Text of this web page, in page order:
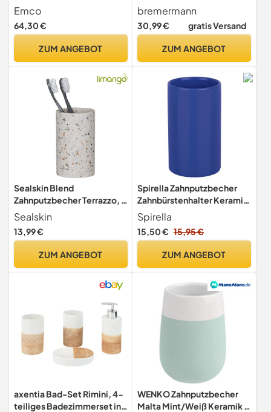
Wandmontage, eleganter
und kompakter
Zahnbürstenhalter aus
hochwertiger
chromfarben und satiniert,
Emco
64,30 €
ZUM ANGEBOT
Doppel-Glasbecherhalter
ohne Bohren, mit Klebepad
- selbstklebend -
Zahnbürstenhalter, aus Glas
bremermann
30,99 € gratis Versand
ZUM ANGEBOT
Sealskin Blend
Zahnputzbecher Terrazzo, B
x H x T: 70 x 120 x 70 mm
Sealskin
13,99 €
ZUM ANGEBOT
Spirella Zahnputzbecher
Zahnbürstenhalter Keramik
Tube 7x11,5 cm Blau, Blue
Spirella
15,50 € 15,95 €
ZUM ANGEBOT
axentia Bad-Set Rimini, 4-
teiliges Badezimmerset in
WENKO Zahnputzbecher
Malta Mint/Weiß Keramik -